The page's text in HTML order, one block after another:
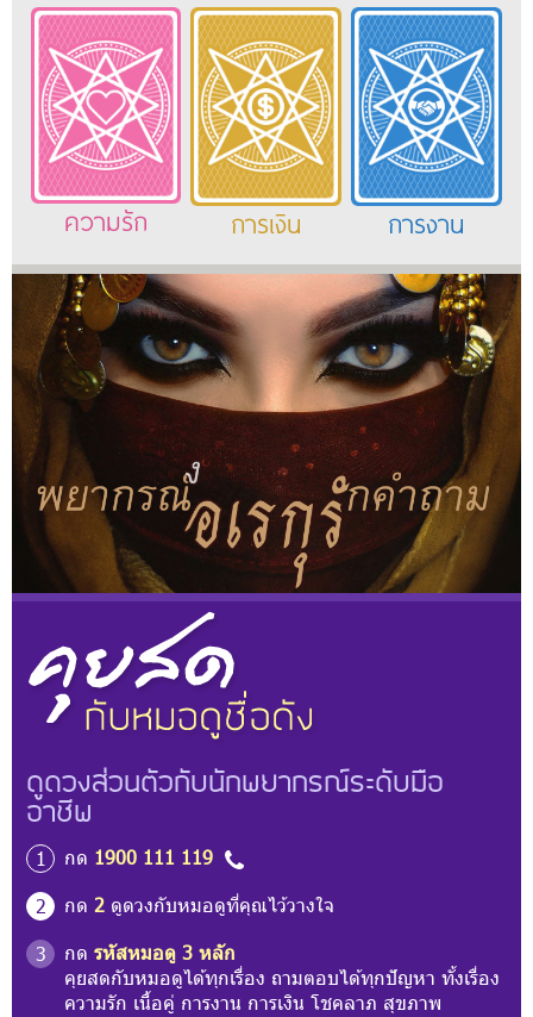
ความรัก การเงิน การงาน
ดูดวงส่วนตัวกับนักพยากรณ์ระดับมือ
อาชีพ
1 กด 1900 111 119
2
กด 2 ดูดวงกับหมอดูที่คุณไว้วางใจ
3
กด รหัสหมอดู 3 หลัก
คุยสดกับหมอดูได้ทุกเรื่อง ถามตอบได้ทุกปัญหา ทั้งเรื่อง
ความรัก เนื้อคู่ การงาน การเงิน โชคลาภ สุขภาพ